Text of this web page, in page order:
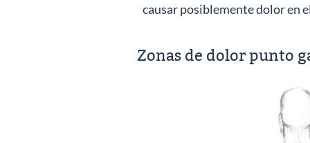
causar posiblemente dolor en
Zonas de dolor punto